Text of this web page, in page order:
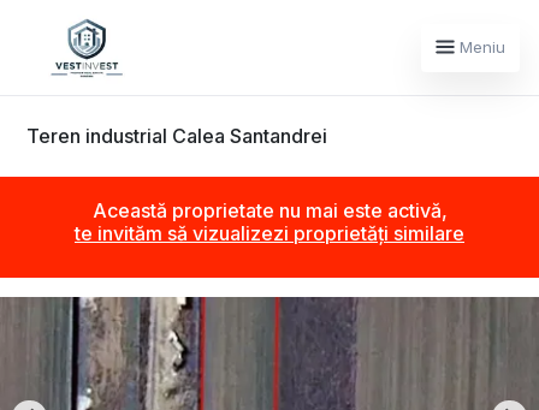
Meniu
Teren industrial Calea Santandrei
Această proprietate nu mai este activă,
te invităm să vizualizezi proprietăți similare